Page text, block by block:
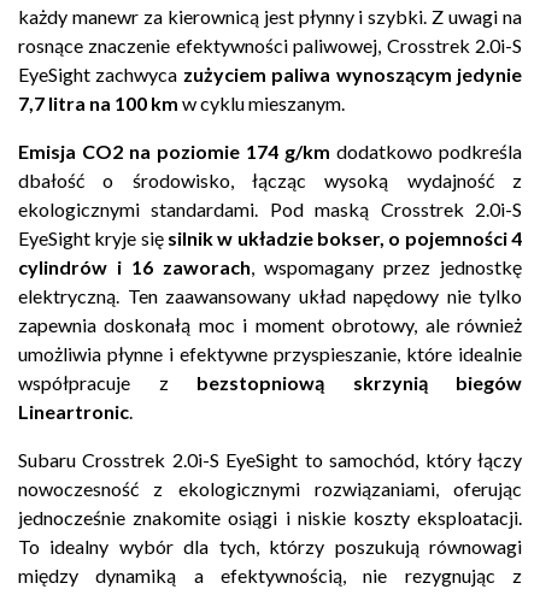
każdy manewr za kierownicą jest płynny i szybki. Z uwagi na
rosnące znaczenie efektywności paliwowej, Crosstrek 2.0i-S
EyeSight zachwyca zużyciem paliwa wynoszącym jedynie
7,7 litra na 100 km w cyklu mieszanym.
Emisja CO2 na poziomie 174 g/km dodatkowo podkreśla
dbałość o środowisko, łącząc wysoką wydajność z
ekologicznymi standardami. Pod maską Crosstrek 2.0i-S
EyeSight kryje się silnik w układzie bokser, o pojemności 4
cylindrów i 16 zaworach , wspomagany przez jednostkę
elektryczną. Ten zaawansowany układ napędowy nie tylko
zapewnia doskonałą moc i moment obrotowy, ale również
umożliwia płynne i efektywne przyspieszanie, które idealnie
współpracuje z bezstopniową skrzynią biegów
Lineartronic
Subaru Crosstrek 2.0i-S EyeSight to samochód, który łączy
nowoczesność z ekologicznymi rozwiązaniami, oferując
jednocześnie znakomite osiągi i niskie koszty eksploatacji.
To idealny wybór dla tych, którzy poszukują równowagi
między dynamiką a efektywnością, nie rezygnując z